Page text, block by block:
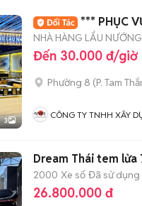
3
*** PHỤC
NHÀ HÀNG LẨU
Đến 30.000 đ/giờ
Phường 8 (P. Tam
CÔNG TY TNHH XÂY
Dream Thái tem lửa
2000 Xe số Đã sử dụng
26.800.000 đ